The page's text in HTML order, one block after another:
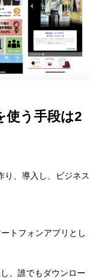
使う手段は2
り、導入し、ビジネス
トフォンアプリとし
、誰でもダウンロー